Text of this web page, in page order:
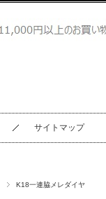
サイトマップ
K18一連脇メレダイヤ